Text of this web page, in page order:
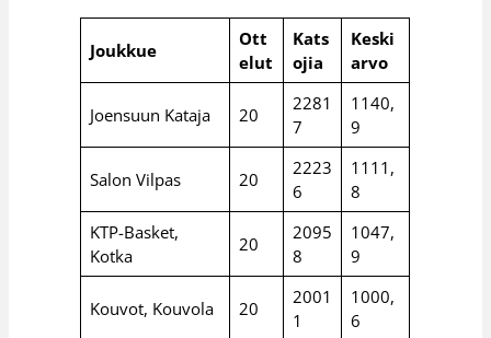
Joukkue
Ott
elut
Kats
ojia
Keski
arvo
Joensuun Kataja 20
2281
7
1140,
9
Salon Vilpas 20
2223
6
1111,
8
KTP-Basket,
Kotka
20
2095
8
1047,
9
Kouvot, Kouvola 20
2001
1
1000,
6